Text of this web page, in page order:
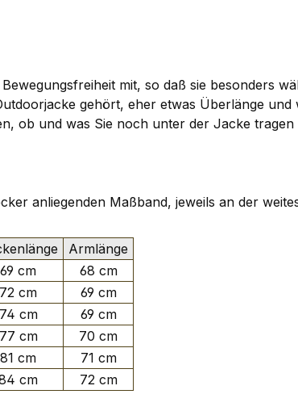
mit, so daß sie besonders
gehört, eher etwas Überlänge
ob und was Sie noch unter der Jacke
anliegenden Maßband, jeweils an der
Armlänge
69 cm
68 cm
72 cm
69 cm
74 cm
69 cm
77 cm
70 cm
81 cm
71 cm
cm 72 cm